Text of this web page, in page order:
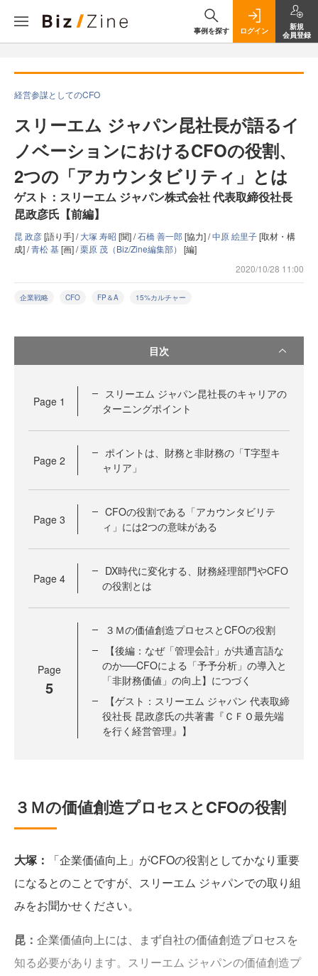
事例を探す ログイン
新規
会員登録
経営参謀としてのCFO
スリーエム ジャパン昆社長が語るイ
ノベーションにおけるCFOの役割、
2つの「アカウンタビリティ」とは
ゲスト：スリーエム ジャパン株式会社 代表取締役社長
昆政彦氏【前編】
昆 政彦[語り手] /大塚 寿昭 [聞] /石橋 善一郎[協力] /中原 絵里子[取材・構
成] /青松 基[画] /栗原 茂（Biz/Zine編集部） [編]
2020/10/28 11:00
企業戦略 CFO FP＆A 15%カルチャー
目次
Page 1
スリーエム ジャパン昆社長のキャリアの
ターニングポイント
Page 2
ポイントは、財務と非財務の「T字型キ
ャリア」
Page 3
CFOの役割である「アカウンタビリテ
ィ」には2つの意味がある
Page 4
DX時代に変化する、財務経理部門やCFO
の役割とは
Page
5
３Ｍの価値創造プロセスとCFOの役割
【後編：なぜ「管理会計」が共通言語な
のか──CFOによる「予予分析」の導入と
「非財務価値」の向上】につづく
【ゲスト：スリーエム ジャパン 代表取締
役社長 昆政彦氏の共著書『ＣＦＯ最先端
を行く経営管理』】
３Ｍの価値創造プロセスとCFOの役割
大塚：
「企業価値向上」がCFOの役割としてかなり重要
になるとのことですが、スリーエム ジャパンでの取り組
みをお聞かせください。
昆： 企業価値向上には、まず自社の価値創造プロセスを
知る必要があります。スリーエム ジャパンの価値創造プ